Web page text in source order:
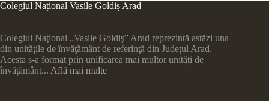
Colegiul Național Vasile Goldiș Arad
Colegiul Naţional „Vasile Goldiş” Arad reprezintă astăzi una
din unităţile de învăţământ de referinţă din Judeţul Arad.
Acesta s-a format prin unificarea mai multor unități de
învățământ... Află mai multe